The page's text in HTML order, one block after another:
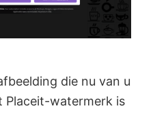
die nu van u
Placeit-watermerk is